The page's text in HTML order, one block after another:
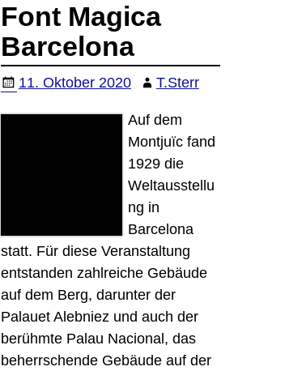
Font Magica
Barcelona
11. Oktober 2020 T.Sterr
Auf dem
Montjuïc fand
1929 die
Weltausstellu
ng in
Barcelona
statt. Für diese Veranstaltung
entstanden zahlreiche Gebäude
auf dem Berg, darunter der
Palauet Alebniez und auch der
berühmte Palau Nacional, das
beherrschende Gebäude auf der